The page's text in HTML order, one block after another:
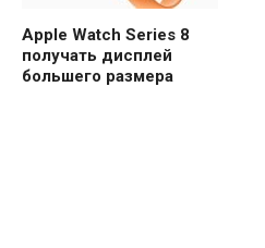
Apple Watch Series 8
получать дисплей
большего размера